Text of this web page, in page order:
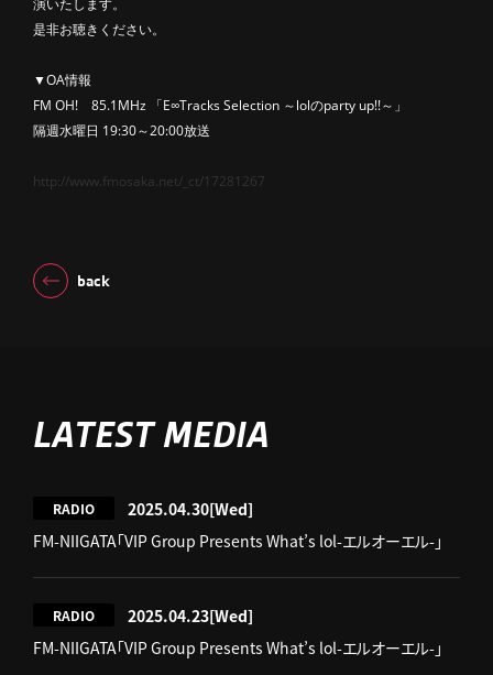
演いたします。
是非お聴きください。
▼OA情報
FM OH! 85.1MHz 「E∞Tracks Selection ～lolのparty up!!～」
隔週水曜日 19:30～20:00放送
http://www.fmosaka.net/_ct/17281267
back
LATEST MEDIA
RADIO 2025.04.30[Wed]
FM-NIIGATA「VIP Group Presents What’s lol-エルオーエル-」
RADIO 2025.04.23[Wed]
FM-NIIGATA「VIP Group Presents What’s lol-エルオーエル-」